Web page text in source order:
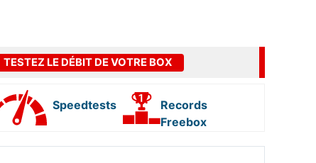
TESTEZ LE DÉBIT DE VOTRE BOX
Speedtests
Records
Freebox